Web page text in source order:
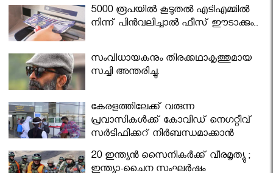
5000 രൂപയിൽ കൂടുതൽ എടിഎമ്മിൽ
നിന്ന് പിൻവലിച്ചാൽ ഫീസ് ഈടാക്കും..
സംവിധായകനും തിരക്കഥാകൃത്തുമായ
സച്ചി അന്തരിച്ചു.
കേരളത്തിലേക്ക് വരുന്ന
പ്രവാസികള്‍ക്ക് കോവിഡ് നെഗറ്റീവ്
സര്‍ട്ടിഫിക്കറ്റ് നിർബന്ധമാക്കാൻ
മന്ത്രിസഭ
20 ഇന്ത്യൻ സൈനികർക്ക് വീരമൃത്യു ;